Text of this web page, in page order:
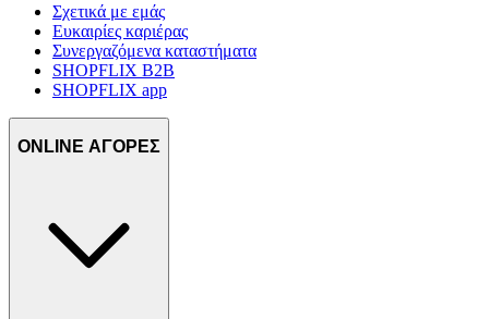
Σχετικά με εμάς
Ευκαιρίες καριέρας
Συνεργαζόμενα καταστήματα
SHOPFLIX B2B
SHOPFLIX app
ONLINE ΑΓΟΡΕΣ